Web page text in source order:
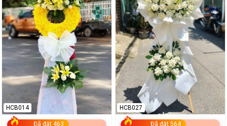
Đã đặt 463
HCB014
Đã đặt 564
HCB027